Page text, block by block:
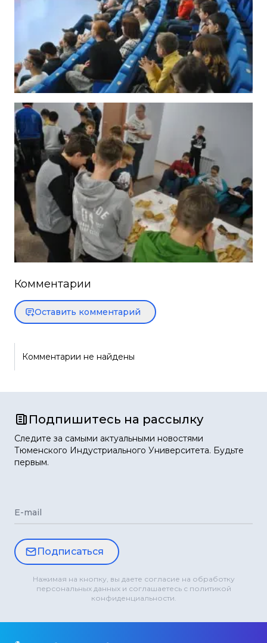
Комментарии
Оставить комментарий
Комментарии не найдены
Подпишитесь на рассылку
Следите за самыми актуальными новостями
Тюменского Индустриального Университета. Будьте
первым.
E-mail
Подписаться
Нажимая на кнопку, вы даете согласие на обработку
персональных данных и соглашаетесь с политикой
конфиденциальности.